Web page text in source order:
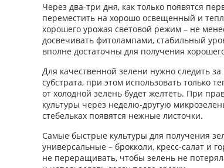
Через два-три дня, как только появятся
переместить на хорошо освещенный и
хорошего урожая световой режим – не
досвечивать фитолампами, стабильный
вполне достаточны для получения
Для качественной зелени нужно следить
субстрата, при этом использовать только
от холодной зелень будет желтеть. При
культуры через неделю-другую
стебельках появятся нежные листочки.
Самые быстрые культуры для получения
универсальные – брокколи, кресс-салат и
не переращивать, чтобы зелень не